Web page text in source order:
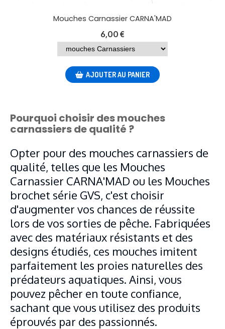
Mouches Carnassier CARNA'MAD
6,00 €
AJOUTER AU PANIER
Pourquoi choisir des mouches
carnassiers de qualité ?
Opter pour des mouches carnassiers de
qualité, telles que les Mouches
Carnassier CARNA'MAD ou les Mouches
brochet série GVS, c'est choisir
d'augmenter vos chances de réussite
lors de vos sorties de pêche. Fabriquées
avec des matériaux résistants et des
designs étudiés, ces mouches imitent
parfaitement les proies naturelles des
prédateurs aquatiques. Ainsi, vous
pouvez pêcher en toute confiance,
sachant que vous utilisez des produits
éprouvés par des passionnés.